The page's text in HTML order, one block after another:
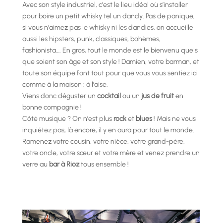
Avec son style industriel, c’est le lieu idéal où s’installer
pour boire un petit whisky tel un dandy. Pas de panique,
si vous n’aimez pas le whisky ni les dandies, on accueille
aussi les hipsters, punk, classiques, bohèmes,
fashionista…. En gros, tout le monde est le bienvenu quels
que soient son âge et son style ! Damien, votre barman, et
toute son équipe font tout pour que vous vous sentiez ici
comme à la maison : à l’aise.
Viens donc déguster un cocktail ou un jus de fruiten
bonne compagnie !
Côté musique ? On n’est plusrocket blues! Mais ne vous
inquiétez pas, là encore, il y en aura pour tout le monde.
Ramenez votre cousin, votre nièce, votre grand-père,
votre oncle, votre sœur et votre mère et venez prendre un
verre au bar à Rioztous ensemble !